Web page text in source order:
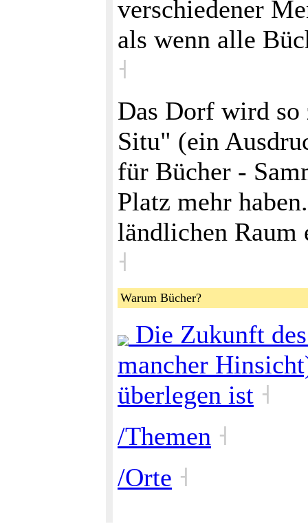
verschiedener
als wenn alle
˧
Das Dorf wird so
Situ" (ein
für Bücher -
Platz mehr
ländlichen
˧
Warum Bücher?
Die Zukunft
mancher
überlegen ist ˧
/Themen ˧
/Orte ˧